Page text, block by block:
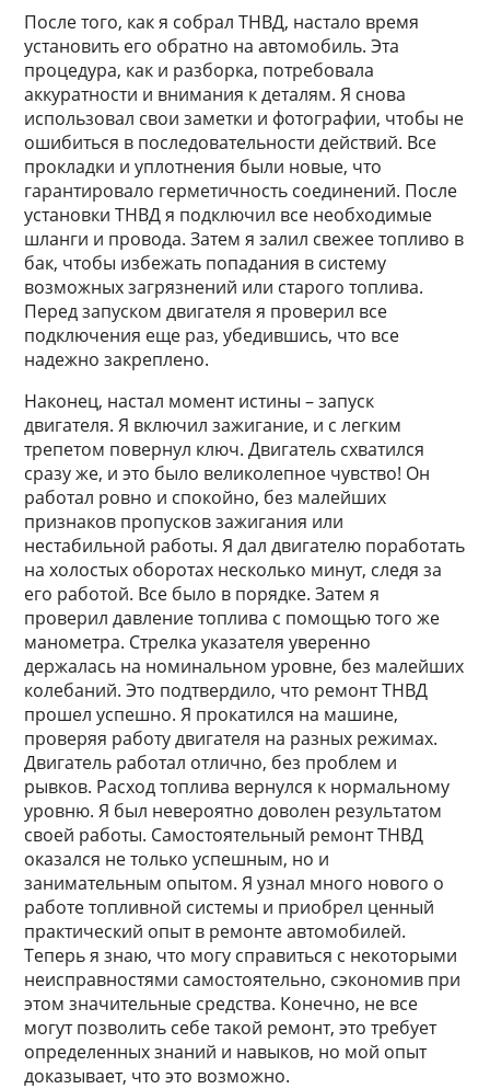
После того, как я собрал ТНВД, настало время
установить его обратно на автомобиль. Эта
процедура, как и разборка, потребовала
аккуратности и внимания к деталям. Я снова
использовал свои заметки и фотографии, чтобы не
ошибиться в последовательности действий. Все
прокладки и уплотнения были новые, что
гарантировало герметичность соединений. После
установки ТНВД я подключил все необходимые
шланги и провода. Затем я залил свежее топливо в
бак, чтобы избежать попадания в систему
возможных загрязнений или старого топлива.
Перед запуском двигателя я проверил все
подключения еще раз, убедившись, что все
надежно закреплено.
Наконец, настал момент истины – запуск
двигателя. Я включил зажигание, и с легким
трепетом повернул ключ. Двигатель схватился
сразу же, и это было великолепное чувство! Он
работал ровно и спокойно, без малейших
признаков пропусков зажигания или
нестабильной работы. Я дал двигателю поработать
на холостых оборотах несколько минут, следя за
его работой. Все было в порядке. Затем я
проверил давление топлива с помощью того же
манометра. Стрелка указателя уверенно
держалась на номинальном уровне, без малейших
колебаний. Это подтвердило, что ремонт ТНВД
прошел успешно. Я прокатился на машине,
проверяя работу двигателя на разных режимах.
Двигатель работал отлично, без проблем и
рывков. Расход топлива вернулся к нормальному
уровню. Я был невероятно доволен результатом
своей работы. Самостоятельный ремонт ТНВД
оказался не только успешным, но и
занимательным опытом. Я узнал много нового о
работе топливной системы и приобрел ценный
практический опыт в ремонте автомобилей.
Теперь я знаю, что могу справиться с некоторыми
неисправностями самостоятельно, сэкономив при
этом значительные средства. Конечно, не все
могут позволить себе такой ремонт, это требует
определенных знаний и навыков, но мой опыт
доказывает, что это возможно.